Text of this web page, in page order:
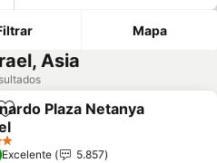
Mapa
Asia
Añadir a favoritos
Plaza Netanya
Excelente
5.857